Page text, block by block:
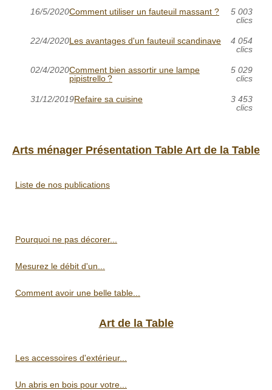
16/5/2020Comment utiliser un fauteuil massant ?
5 003
clics
22/4/2020Les avantages d'un fauteuil scandinave
4 054
clics
02/4/2020Comment bien assortir une lampe
pipistrello ?
5 029
clics
31/12/2019Refaire sa cuisine
3 453
clics
Arts ménager Présentation Table Art de la Table
Liste de nos publications
Pourquoi ne pas décorer...
Mesurez le débit d'un...
Comment avoir une belle table...
Art de la Table
Les accessoires d'extérieur...
Un abris en bois pour votre...